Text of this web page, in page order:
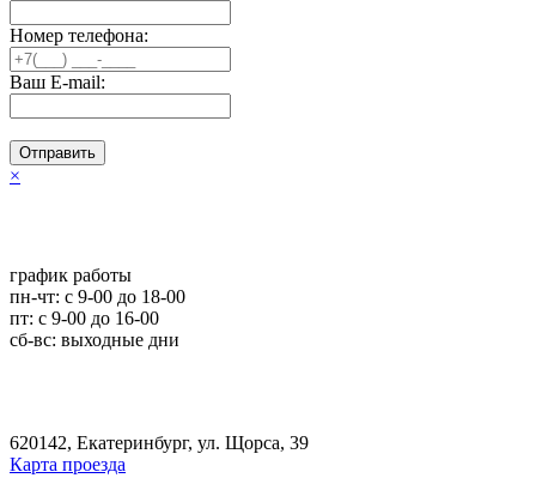
Номер телефона:
Ваш E-mail:
Отправить
×
график работы
пн-чт: c 9-00 до 18-00
пт: с 9-00 до 16-00
сб-вс: выходные дни
620142, Екатеринбург, ул. Щорса, 39
Карта проезда